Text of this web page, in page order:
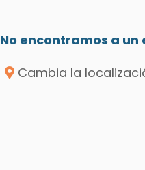
No encontramos a
Cambia la